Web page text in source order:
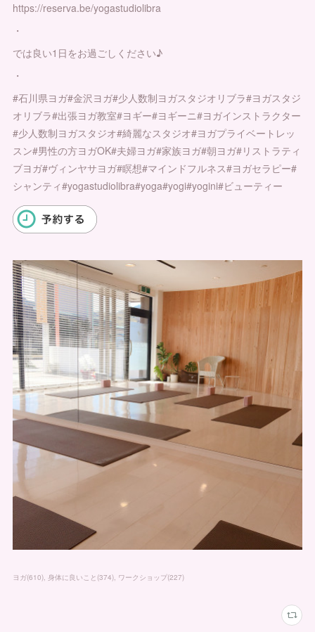
https://reserva.be/yogastudiolibra
・
では良い1日をお過ごしください♪
・
#石川県ヨガ#金沢ヨガ#少人数制ヨガスタジオリブラ#ヨガスタジ
オリブラ#出張ヨガ教室#ヨギー#ヨギーニ#ヨガインストラクター
#少人数制ヨガスタジオ#綺麗なスタジオ#ヨガプライベートレッ
スン#男性の方ヨガOK#夫婦ヨガ#家族ヨガ#朝ヨガ#リストラティ
ブヨガ#ヴィンヤサヨガ#瞑想#マインドフルネス#ヨガセラピー#
シャンティ#yogastudiolibra#yoga#yogi#yogini#ビューティー
ヨガ(610) 身体に良いこと (374) ワークショップ(227)